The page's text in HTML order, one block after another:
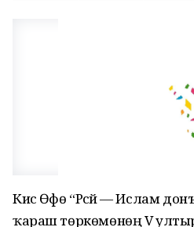
Кисә Өфө “Рәсәй — Ислам
ҡараш төркөмөнөң V